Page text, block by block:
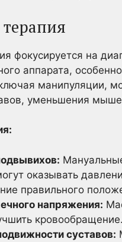
фокусируется на
аппарата,
манипуляции,
уменьшения
оказывать
правильного
напряжения:
кровообращение.
суставов: